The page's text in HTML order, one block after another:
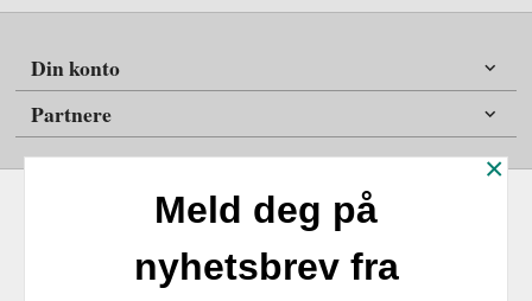
Din konto
Partnere
Kjøpsbetingelser Sikkerhet og personvern
×
Meld deg på
nyhetsbrev fra